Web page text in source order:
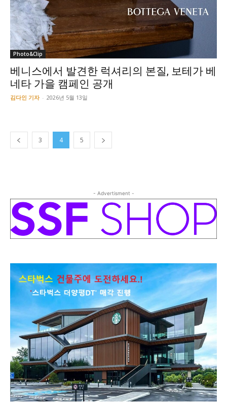
Photo&Clip
베니스에서 발견한 럭셔리의 본질, 보테가 베
네타 가을 캠페인 공개
김다인 기자 - 2026년 5월 13일
3 4 5
- Advertisment -